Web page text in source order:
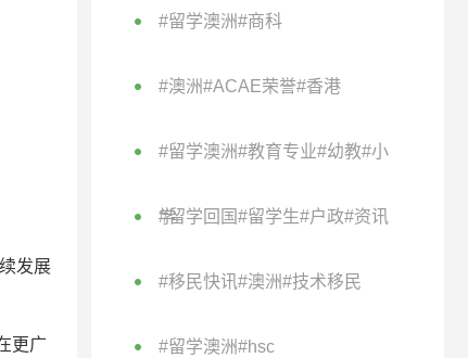
#留学澳洲#商科
#澳洲#ACAE荣誉#香港
#留学澳洲#教育专业#幼教#小
学
#留学回国#留学生#户政#资讯
#移民快讯#澳洲#技术移民
#留学澳洲#hsc
发展
更广